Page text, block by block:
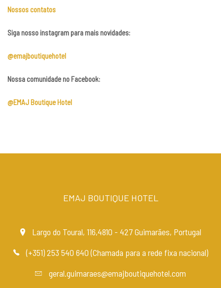
Nossos contatos
Siga nosso instagram para mais novidades:
@emajboutiquehotel
Nossa comunidade no Facebook:
@EMAJ Boutique Hotel
EMAJ BOUTIQUE HOTEL
Largo do Toural, 116,4810 - 427 Guimarães, Portugal
(+351) 253 540 640 (Chamada para a rede fixa nacional)
geral.guimaraes@emajboutiquehotel.com